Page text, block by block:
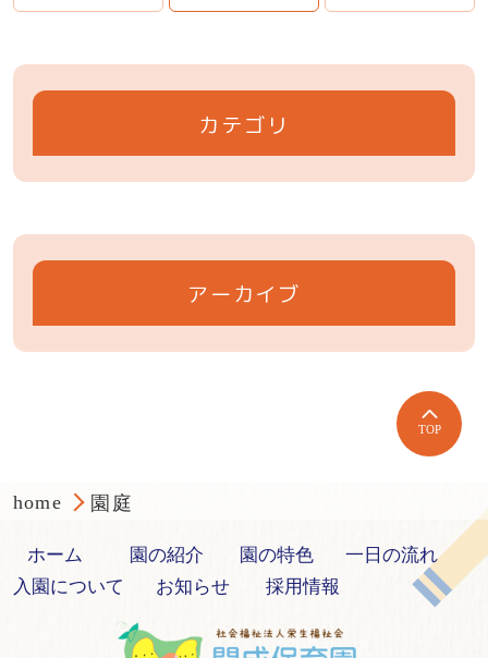
カテゴリ
アーカイブ
TOP
home 園庭
ホーム 園の紹介 園の特色
一日の流れ
入園について
お知らせ 採用情報